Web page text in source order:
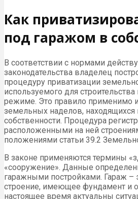
Как
под гаражом в
В соответствии с нормами
законодательства владелец
процедуру приватизации
используемого для
режиме. Это правило применимо
земельных наделов, находящихся
собственности. Процедура
расположенными на ней
положениями статьи 39.2
В законе применяются термины
«сооружение». Данные
гаражными постройками. Гараж –
строение, имеющее фундамент и
настоящее время актуальны